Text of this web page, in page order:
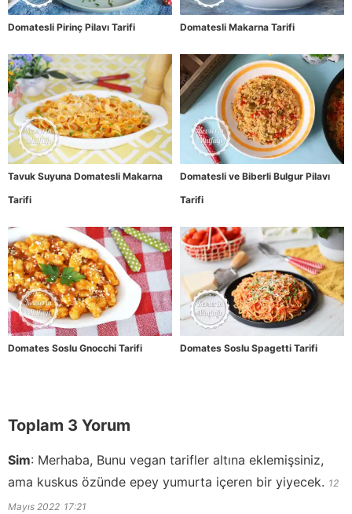
Domatesli Pirinç Pilavı Tarifi Domatesli Makarna Tarifi
Tavuk Suyuna Domatesli Makarna
Tarifi
Domatesli ve Biberli Bulgur Pilavı
Tarifi
Domates Soslu Gnocchi Tarifi Domates Soslu Spagetti Tarifi
Toplam 3 Yorum
Sim: Merhaba, Bunu vegan tarifler altına eklemişsiniz,
ama kuskus özünde epey yumurta içeren bir yiyecek. 12
Mayıs 2022 17:21